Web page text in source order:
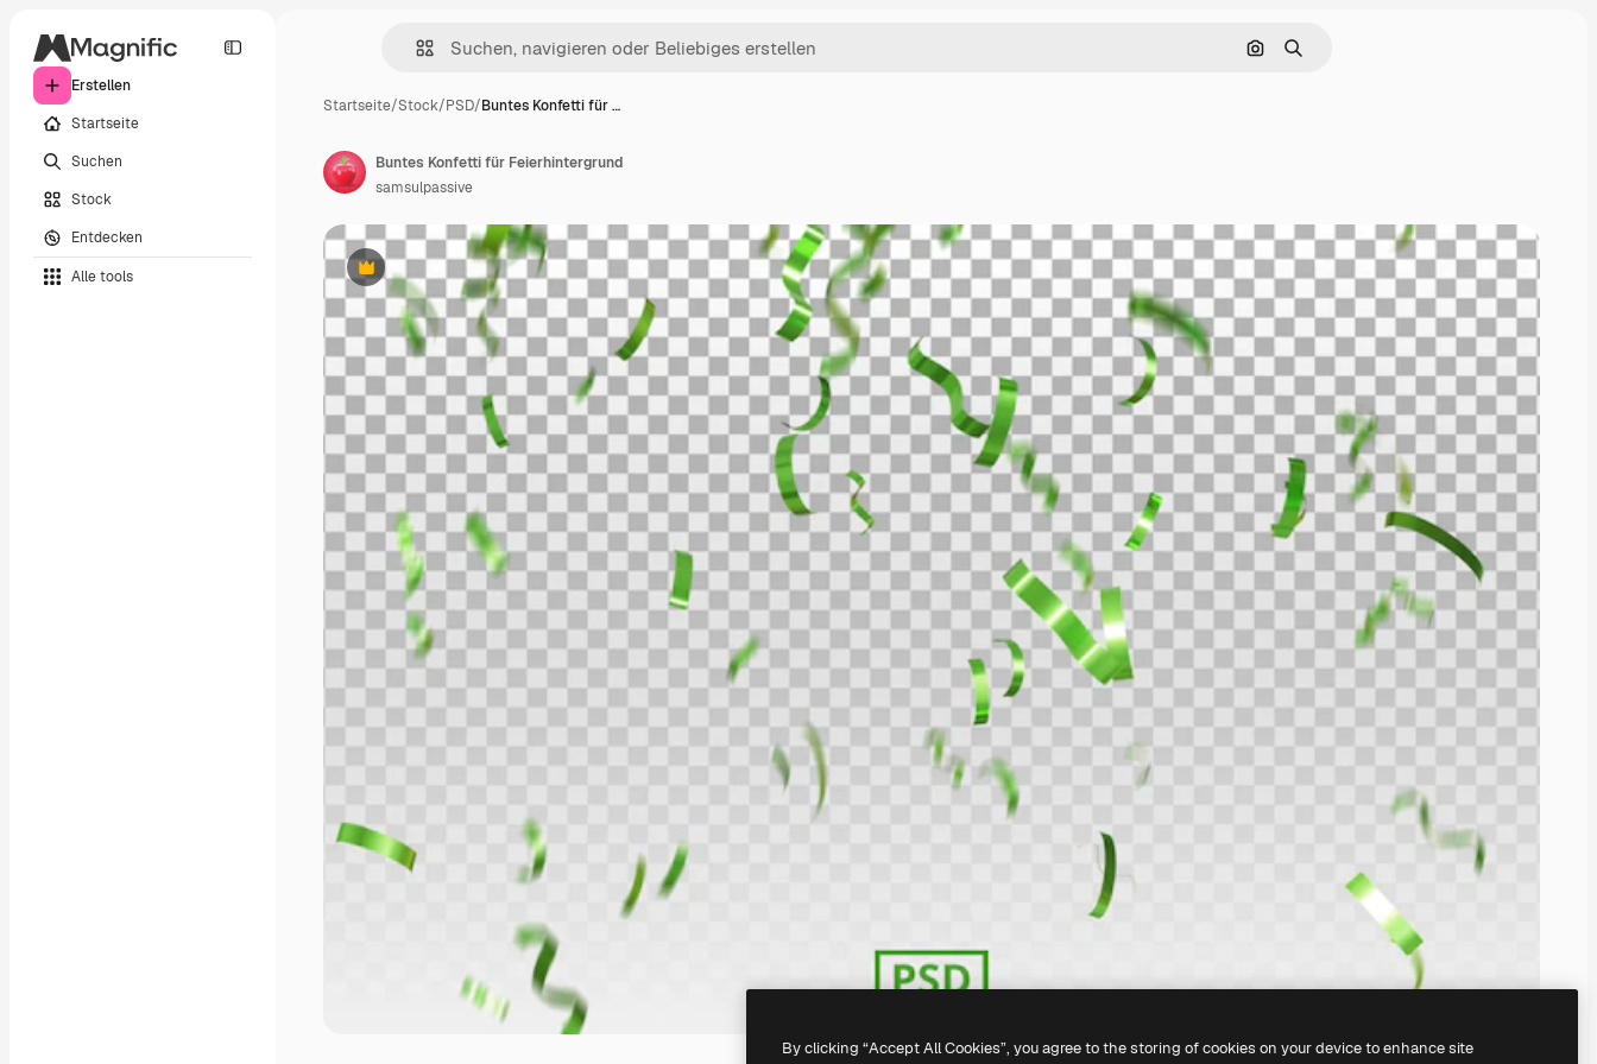
Erstellen
Startseite
Suchen
Stock
Entdecken
Alle tools
Nach Bild suchen
Suchen
Startseite/Stock/PSD/Buntes Konfetti für …
Premium
Buntes Konfetti für Feierhintergrund
samsulpassive
By clicking “Accept All Cookies”, you agree to the storing of cookies on your device to enhance site